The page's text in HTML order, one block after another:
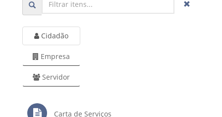
Cidadão
Empresa
Servidor
Carta de Serviços